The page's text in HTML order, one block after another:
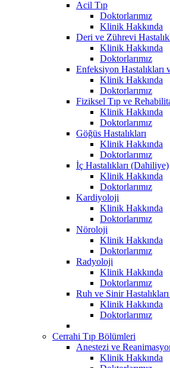
Acil Tıp
Doktorlarımız
Klinik Hakkında
Deri ve Zührevi
Klinik Hakkında
Doktorlarımız
Enfeksiyon
Klinik Hakkında
Doktorlarımız
Fiziksel Tıp ve
Klinik Hakkında
Doktorlarımız
Göğüs Hastalıkları
Klinik Hakkında
Doktorlarımız
İç Hastalıkları (Dahiliye)
Klinik Hakkında
Doktorlarımız
Kardiyoloji
Klinik Hakkında
Doktorlarımız
Nöroloji
Klinik Hakkında
Doktorlarımız
Radyoloji
Klinik Hakkında
Doktorlarımız
Ruh ve Sinir
Klinik Hakkında
Doktorlarımız
Cerrahi Tıp Bölümleri
Anestezi ve
Klinik Hakkında